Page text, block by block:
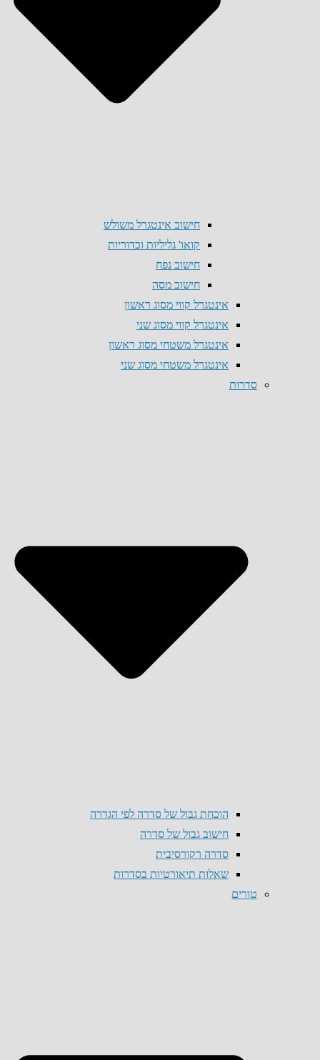
חישוב אינטגרל משולש
קואו' גליליות וכדוריות
חישוב נפח
חישוב מסה
אינטגרל קווי מסוג ראשון
אינטגרל קווי מסוג שני
אינטגרל משטחי מסוג ראשון
אינטגרל משטחי מסוג שני
סדרות
הוכחת גבול של סדרה לפי הגדרה
חישוב גבול של סדרה
סדרה רקורסיבית
שאלות תיאורטיות בסדרות
טורים